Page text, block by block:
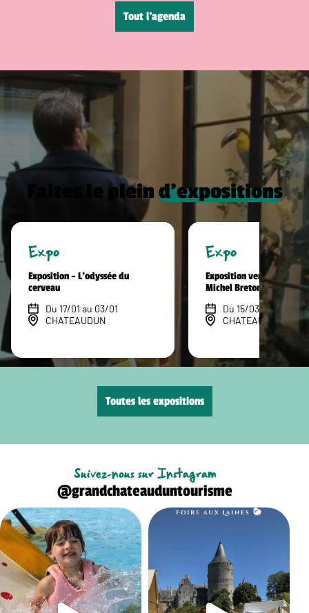
Tout l’agenda
Faites le pleind’expositions
Expo
Exposition – L’odyssée du
cerveau
Du 17/01 au 03/01
CHATEAUDUN
Expo
Exposition vente
Michel Breton
Du 15/03 au 30/09
CHATEAUDUN
Toutes les expositions
Suivez-nous sur Instagram
@grandchateauduntourisme